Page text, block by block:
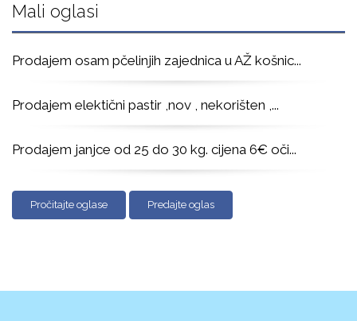
Mali oglasi
Prodajem osam pčelinjih zajednica u AŽ košnic...
Prodajem elektični pastir ,nov , nekorišten ,...
Prodajem janjce od 25 do 30 kg. cijena 6€ oči...
Pročitajte oglase Predajte oglas